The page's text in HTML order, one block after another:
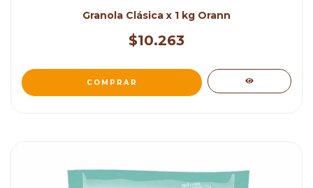
Granola Clásica x 1 kg Orann
$10.263